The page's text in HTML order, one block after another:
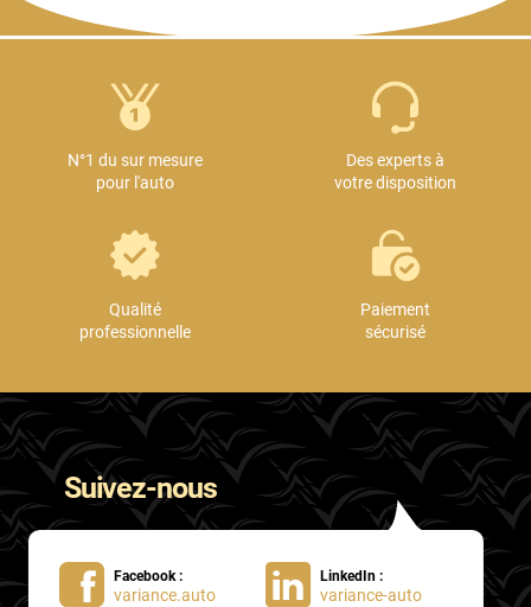
N°1 du sur mesure
pour l'auto
Des experts à
votre disposition
Qualité
professionnelle
Paiement
sécurisé
Suivez-nous
Facebook :
variance.auto
LinkedIn :
variance-auto